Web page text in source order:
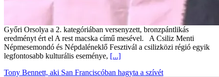
Győri Orsolya a 2. kategóriában versenyzett, bronzpántlikás
eredményt ért el A rest macska című mesével. A Csiliz Menti
Népmesemondó és Népdaléneklő Fesztivál a csilizközi régió egyik
legfontosabb kulturális eseménye, [...]
Tony Bennett, aki San Franciscóban hagyta a szívét